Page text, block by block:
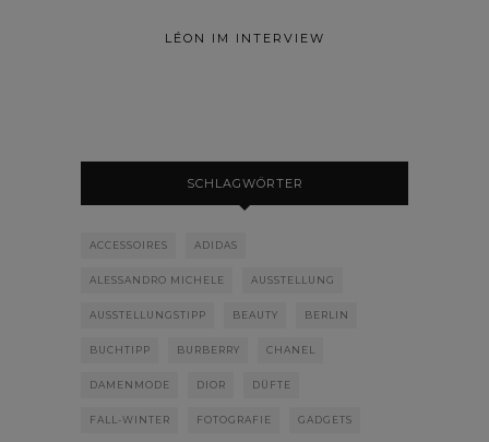
LÉON IM INTERVIEW
SCHLAGWÖRTER
ACCESSOIRES ADIDAS
ALESSANDRO MICHELE AUSSTELLUNG
AUSSTELLUNGSTIPP BEAUTY BERLIN
BUCHTIPP BURBERRY CHANEL
DAMENMODE DIOR DÜFTE
FALL-WINTER FOTOGRAFIE GADGETS